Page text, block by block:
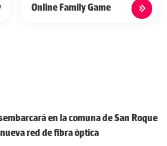
Online Family Game
en la comuna de San Roque
red de fibra óptica